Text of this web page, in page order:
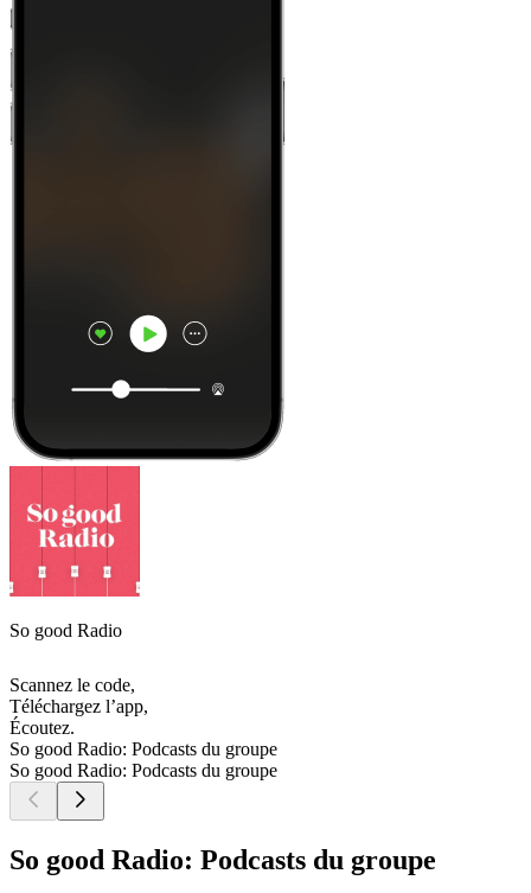
So good Radio
Scannez le code,
Téléchargez l’app,
Écoutez.
So good Radio: Podcasts du groupe
So good Radio: Podcasts du groupe
So good Radio: Podcasts du groupe